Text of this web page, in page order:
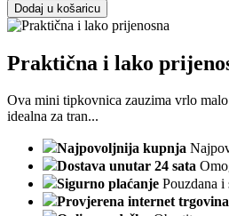
Dodaj u košaricu
Praktična i lako
Ova mini tipkovnica zauzima vrlo
idealna za tran...
Najpovoljnija kupnja
Dostava unutar 24 sata
Sigurno plaćanje Pouzdana i
Provjerena internet trgovina